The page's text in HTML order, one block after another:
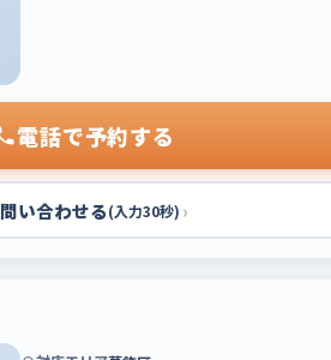
電話で予約する
問い合わせる(入力30秒) ›